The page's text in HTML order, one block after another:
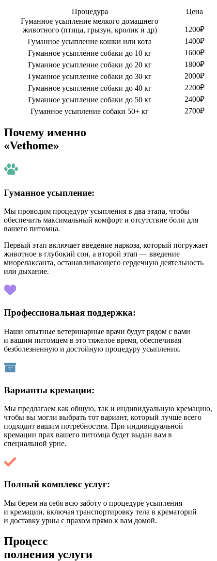
Процедура
Цена
Гуманное усыпление мелкого домашнего
животного (птица, грызун, кролик и др)
1200₽
Гуманное усыпление кошки или кота
1400₽
Гуманное усыпление собаки до 10 кг
1600₽
Гуманное усыпление собаки до 20 кг
1800₽
Гуманное усыпление собаки до 30 кг
2000₽
Гуманное усыпление собаки до 40 кг
2200₽
Гуманное усыпление собаки до 50 кг
2400₽
Гуманное усыпление собаки 50+ кг
2700₽
Почему именно
«Vethome»
Гуманное усыпление:
Мы проводим процедуру усыпления в два этапа, чтобы
обеспечить максимальный комфорт и отсутствие боли для
вашего питомца.
Первый этап включает введение наркоза, который погружает
животное в глубокий сон, а второй этап — введение
миорелаксанта, останавливающего сердечную деятельность
или дыхание.
Профессиональная поддержка:
Наши опытные ветеринарные врачи будут рядом с вами
и вашим питомцем в это тяжелое время, обеспечивая
безболезненную и достойную процедуру усыпления.
Варианты кремации:
Мы предлагаем как общую, так и индивидуальную кремацию,
чтобы вы могли выбрать тот вариант, который лучше всего
подходит вашим потребностям. При индивидуальной
кремации прах вашего питомца будет выдан вам в
специальной урне.
Полный комплекс услуг:
Мы берем на себя всю заботу о процедуре усыпления
и кремации, включая транспортировку тела в крематорий
и доставку урны с прахом прямо к вам домой.
Процесс
полнения услуги